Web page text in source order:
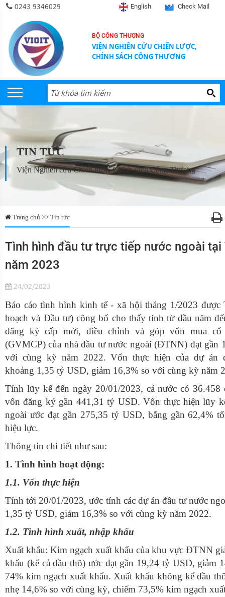
0243 9346029 English Check Mail
BỘ CÔNG THƯƠNG
VIỆN NGHIÊN CỨU CHIẾN LƯỢC,
CHÍNH SÁCH CÔNG THƯƠNG
TIN TỨC
Viện Nghiên cứu Chiến lược, Chính sách Công Thương
Trang chủ >> Tin tức
Tình hình đầu tư trực tiếp nước ngoài tại
năm 2023
24/02/2023
Báo cáo tình hình kinh tế - xã hội tháng 1/2023
hoạch và Đầu tư) công bố cho thấy tính từ đầu năm
đăng ký cấp mới, điều chỉnh và góp vốn mua cổ
(GVMCP) của nhà đầu tư nước ngoài (ĐTNN) đạt gần
với cùng kỳ năm 2022. Vốn thực hiện của dự án
khoảng 1,35 tỷ USD, giảm 16,3% so với cùng kỳ năm
Tính lũy kế đến ngày 20/01/2023, cả nước có
vốn đăng ký gần 441,31 tỷ USD. Vốn thực hiện lũy
ngoài ước đạt gần 275,35 tỷ USD, bằng gần 62,4%
hiệu lực.
Thông tin chi tiết như sau:
1. Tình hình hoạt động:
1.1. Vốn thực hiện
Tính tới 20/01/2023, ước tính các dự án đầu tư nước
1,35 tỷ USD, giảm 16,3% so với cùng kỳ năm 2022.
1.2. Tình hình xuất, nhập khẩu
Xuất khẩu: Kim ngạch xuất khẩu của khu vực ĐTNN
khẩu (kể cả dầu thô) ước đạt gần 19,24 tỷ USD, giảm
74% kim ngạch xuất khẩu. Xuất khẩu không kể dầu
nhẹ 14,6% so với cùng kỳ, chiếm 73,5% kim ngạch